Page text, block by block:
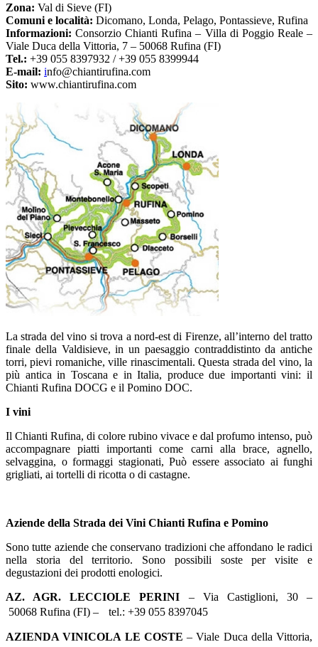
Zona: Val di Sieve (FI)
Comuni e località: Dicomano, Londa, Pelago, Pontassieve, Rufina
Informazioni: Consorzio Chianti Rufina – Villa di Poggio Reale –
Viale Duca della Vittoria, 7 – 50068 Rufina (FI)
Tel.: +39 055 8397932 / +39 055 8399944
E-mail: info@chiantirufina.com
Sito: www.chiantirufina.com
La strada del vino si trova a nord-est di Firenze, all’interno del tratto
finale della Valdisieve, in un paesaggio contraddistinto da antiche
torri, pievi romaniche, ville rinascimentali. Questa strada del vino, la
più antica in Toscana e in Italia, produce due importanti vini: il
Chianti Rufina DOCG e il Pomino DOC.
I vini
Il Chianti Rufina, di colore rubino vivace e dal profumo intenso, può
accompagnare piatti importanti come carni alla brace, agnello,
selvaggina, o formaggi stagionati, Può essere associato ai funghi
grigliati, ai tortelli di ricotta o di castagne.
Aziende della Strada dei Vini Chianti Rufina e Pomino
Sono tutte aziende che conservano tradizioni che affondano le radici
nella storia del territorio. Sono possibili soste per visite e
degustazioni dei prodotti enologici.
AZ. AGR. LECCIOLE PERINI – Via Castiglioni, 30 –
50068 Rufina (FI) – tel.: +39 055 8397045
AZIENDA VINICOLA LE COSTE – Viale Duca della Vittoria,